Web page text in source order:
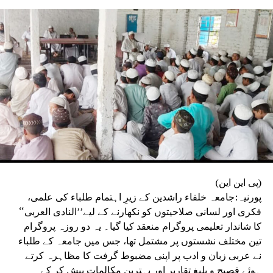
اساتذہ نے اپنے خلاف غیر ضروری دباؤ، بے بنیاد شکایات یا
کارروائی کی کوششوں کا الزام عائد کیا ہے۔ تنظیم نے واضح
کیا کہ یہ مہم صرف مصدقہ حقائق اور دستیاب سرکاری
ریکارڈ کی بنیاد پر چلائی جائے گی۔بہار اسٹیٹ ٹیچرس ایسوسی
ایشن نے دوٹوک انداز میں کہا کہ وہ ہر استاد کے وقار، آزادیٔ
اظہار اور آئینی حقوق کے تحفظ کے لیے ہمیشہ جدوجہد کرتی
رہے گی اور ضرورت پڑنے پر جمہوری اور قانونی طریقوں سے
وسیع پیمانے پر تحریک بھی چلائے گی۔
(پی این این)
پورنیہ:جامعہ خلفاء راشدین کے زیرِ اہتمام طلباء کی علمی،
فکری اور لسانی صلاحیتوں کو نکھارنے کے لیے’’النادی العربی‘‘
کا شاندار تعلیمی پروگرام منعقد کیا گیا۔ یہ دو روزہ پروگرام
تین مختلف نشستوں پر مشتمل تھا، جس میں جامعہ کے طلباء
نے عربی زبان و ادب پر اپنی مضبوط گرفت کا مظاہرہ کرتے
ہوئے فصیح و بلیغ تقاریر اور بہترین مکالمات پیش کر کے